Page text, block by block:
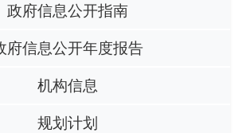
政府信息公开指南
府信息公开年度报告
机构信息
规划计划